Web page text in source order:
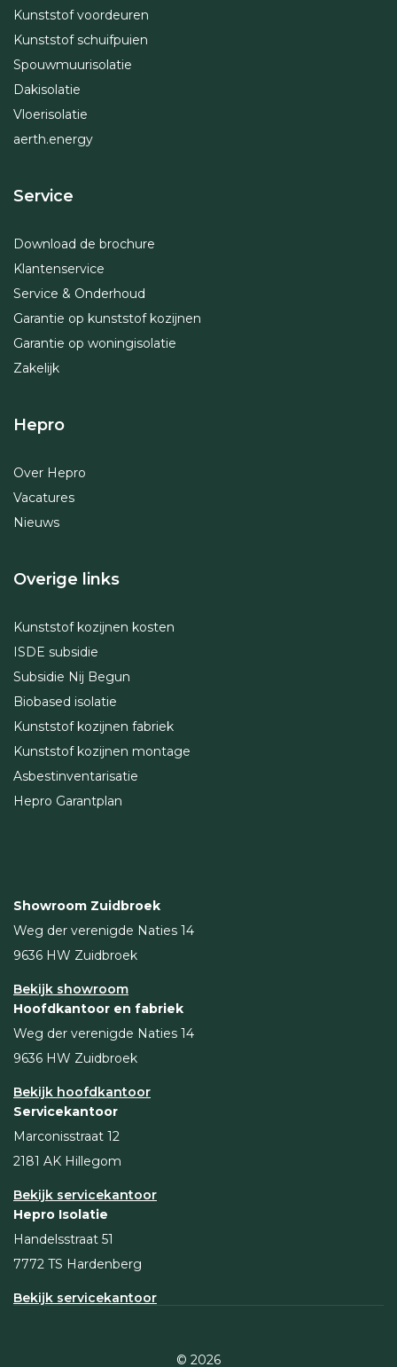
Kunststof voordeuren
Kunststof schuifpuien
Spouwmuurisolatie
Dakisolatie
Vloerisolatie
aerth.energy
Service
Download de brochure
Klantenservice
Service & Onderhoud
Garantie op kunststof kozijnen
Garantie op woningisolatie
Zakelijk
Hepro
Over Hepro
Vacatures
Nieuws
Overige links
Kunststof kozijnen kosten
ISDE subsidie
Subsidie Nij Begun
Biobased isolatie
Kunststof kozijnen fabriek
Kunststof kozijnen montage
Asbestinventarisatie
Hepro Garantplan
Showroom Zuidbroek
Weg der verenigde Naties 14
9636 HW Zuidbroek
Bekijk showroom
Hoofdkantoor en fabriek
Weg der verenigde Naties 14
9636 HW Zuidbroek
Bekijk hoofdkantoor
Servicekantoor
Marconisstraat 12
2181 AK Hillegom
Bekijk servicekantoor
Hepro Isolatie
Handelsstraat 51
7772 TS Hardenberg
Bekijk servicekantoor
© 2026